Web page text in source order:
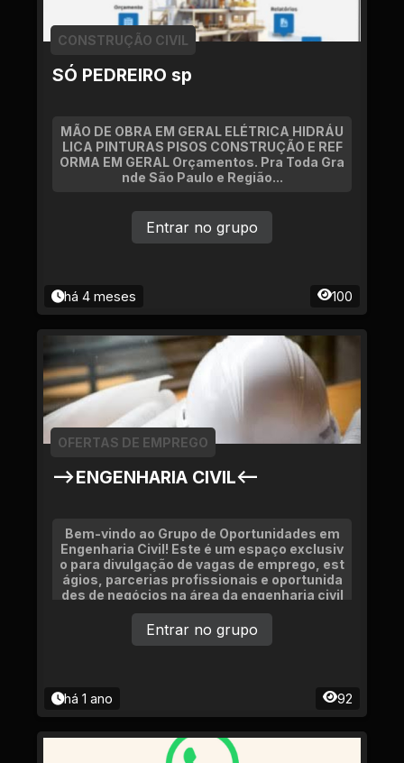
SÓ PEDREIRO sp
CONSTRUÇÃO CIVIL
MÃO DE OBRA EM GERAL ELÉTRICA HIDRÁU
LICA PINTURAS PISOS CONSTRUÇÃO E REF
ORMA EM GERAL Orçamentos. Pra Toda Gra
nde São Paulo e Região...
há 4 meses 100
Entrar no grupo
-->ENGENHARIA CIVIL<--
OFERTAS DE EMPREGO
Bem-vindo ao Grupo de Oportunidades em
Engenharia Civil! Este é um espaço exclusiv
o para divulgação de vagas de emprego, est
ágios, parcerias profissionais e oportunida
des de negócios na área da engenharia civil
e correlatas. Aqui você encon
há 1 ano 92
Entrar no grupo